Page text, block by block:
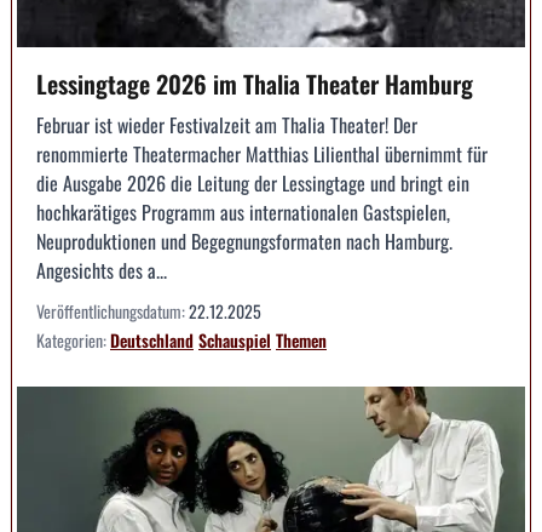
Lessingtage 2026 im Thalia Theater Hamburg
Februar ist wieder Festivalzeit am Thalia Theater! Der
renommierte Theatermacher Matthias Lilienthal übernimmt für
die Ausgabe 2026 die Leitung der Lessingtage und bringt ein
hochkarätiges Programm aus internationalen Gastspielen,
Neuproduktionen und Begegnungsformaten nach Hamburg.
Angesichts des a...
Veröffentlichungsdatum:22.12.2025
Kategorien:DeutschlandSchauspiel Themen